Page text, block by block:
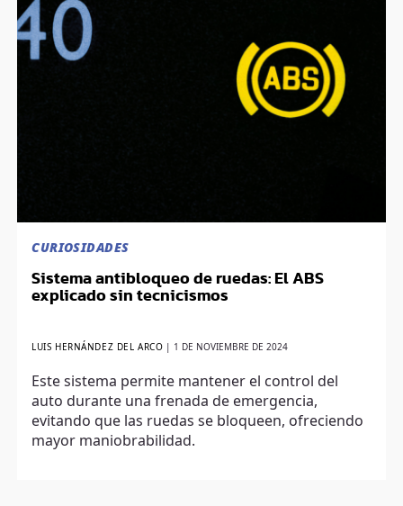
CURIOSIDADES
Sistema antibloqueo de ruedas: El ABS
explicado sin tecnicismos
LUIS HERNÁNDEZ DEL ARCO 1 DE NOVIEMBRE DE 2024
Este sistema permite mantener el control del
auto durante una frenada de emergencia,
evitando que las ruedas se bloqueen, ofreciendo
mayor maniobrabilidad.